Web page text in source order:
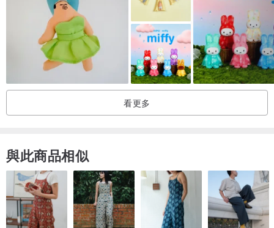
看更多
與此商品相似